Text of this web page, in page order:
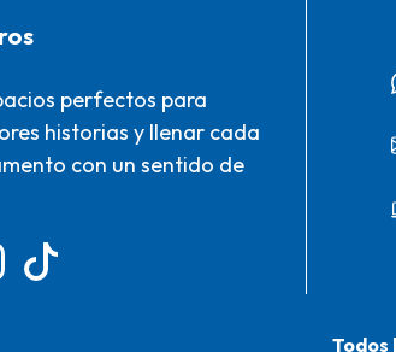
perfectos para
historias y llenar cada
con un sentido de
Todos